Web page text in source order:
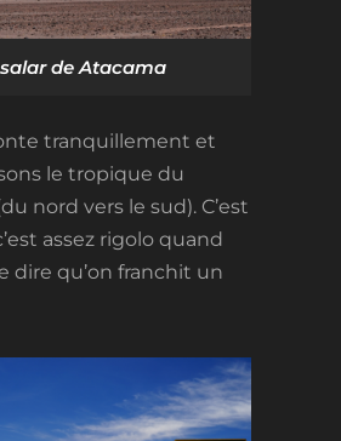
salar de Atacama
tranquillement et
le tropique du
nord vers le sud). C’est
assez rigolo quand
dire qu’on franchit un